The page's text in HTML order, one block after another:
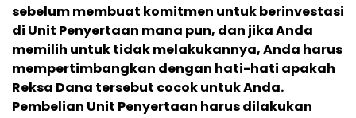
sebelum membuat komitmen untuk berinvestasi
di Unit Penyertaan mana pun, dan jika Anda
memilih untuk tidak melakukannya, Anda harus
mempertimbangkan dengan hati-hati apakah
Reksa Dana tersebut cocok untuk Anda.
Pembelian Unit Penyertaan harus dilakukan